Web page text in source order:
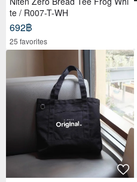
te / R007-T-WH
692฿
25 favorites